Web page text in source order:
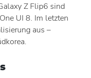
Z Flip6 sind
UI 8. Im letzten
aus –